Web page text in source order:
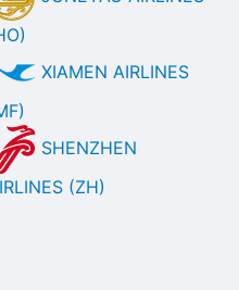
XIAMEN AIRLINES
SHENZHEN
(ZH)